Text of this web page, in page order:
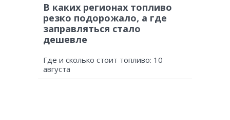
В каких регионах топливо
резко подорожало, а где
заправляться стало
дешевле
Где и сколько стоит топливо: 10
августа